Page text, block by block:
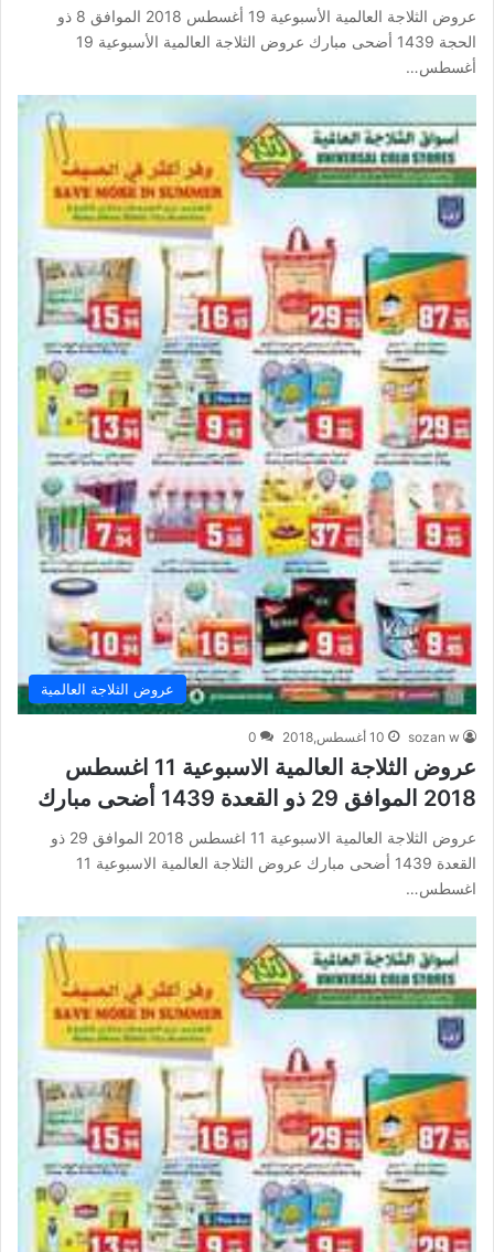
عروض الثلاجة العالمية الأسبوعية 19 أغسطس 2018 الموافق 8 ذو
الحجة 1439 أضحى مبارك عروض الثلاجة العالمية الأسبوعية 19
أغسطس…
عروض الثلاجة العالمية
sozan w 10 أغسطس,2018 0
عروض الثلاجة العالمية الاسبوعية 11 اغسطس
2018 الموافق 29 ذو القعدة 1439 أضحى مبارك
عروض الثلاجة العالمية الاسبوعية 11 اغسطس 2018 الموافق 29 ذو
القعدة 1439 أضحى مبارك عروض الثلاجة العالمية الاسبوعية 11
اغسطس…